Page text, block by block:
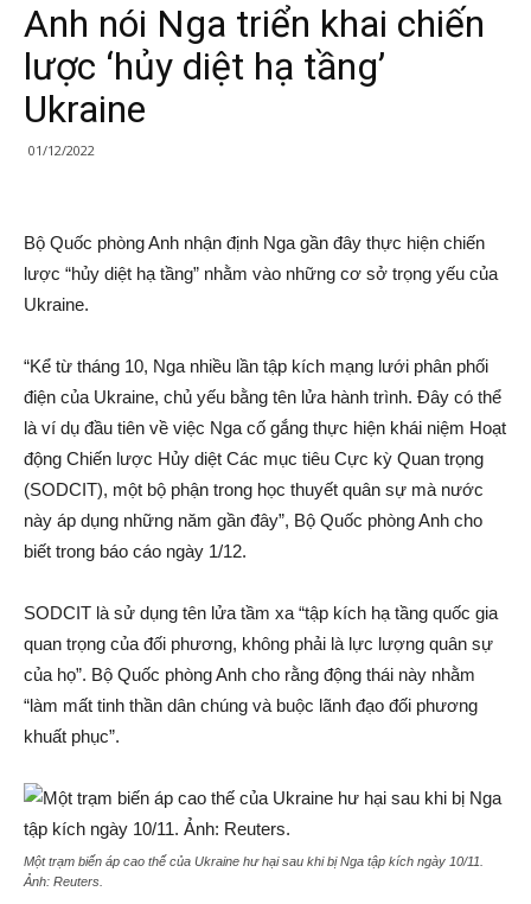
Anh nói Nga triển khai chiến
lược ‘hủy diệt hạ tầng’
Ukraine
01/12/2022
Bộ Quốc phòng Anh nhận định Nga gần đây thực hiện chiến
lược “hủy diệt hạ tầng” nhằm vào những cơ sở trọng yếu của
Ukraine.
“Kể từ tháng 10, Nga nhiều lần tập kích mạng lưới phân phối
điện của Ukraine, chủ yếu bằng tên lửa hành trình. Đây có thể
là ví dụ đầu tiên về việc Nga cố gắng thực hiện khái niệm Hoạt
động Chiến lược Hủy diệt Các mục tiêu Cực kỳ Quan trọng
(SODCIT), một bộ phận trong học thuyết quân sự mà nước
này áp dụng những năm gần đây”, Bộ Quốc phòng Anh cho
biết trong báo cáo ngày 1/12.
SODCIT là sử dụng tên lửa tầm xa “tập kích hạ tầng quốc gia
quan trọng của đối phương, không phải là lực lượng quân sự
của họ”. Bộ Quốc phòng Anh cho rằng động thái này nhằm
“làm mất tinh thần dân chúng và buộc lãnh đạo đối phương
khuất phục”.
Một trạm biến áp cao thế của Ukraine hư hại sau khi bị Nga tập kích ngày 10/11.
Ảnh: Reuters